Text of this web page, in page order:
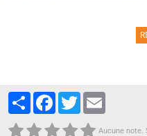
PartagerFacebook
Twitter
Aucune note.